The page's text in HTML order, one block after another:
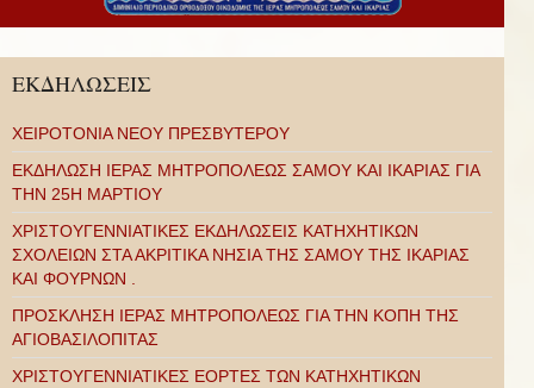
ΕΚΔΗΛΩΣΕΙΣ
ΧΕΙΡΟΤΟΝΙΑ ΝΕΟΥ ΠΡΕΣΒΥΤΕΡΟΥ
ΕΚΔΗΛΩΣΗ ΙΕΡΑΣ ΜΗΤΡΟΠΟΛΕΩΣ ΣΑΜΟΥ ΚΑΙ ΙΚΑΡΙΑΣ ΓΙΑ
ΤΗΝ 25Η ΜΑΡΤΙΟΥ
ΧΡΙΣΤΟΥΓΕΝΝΙΑΤΙΚΕΣ ΕΚΔΗΛΩΣΕΙΣ ΚΑΤΗΧΗΤΙΚΩΝ
ΣΧΟΛΕΙΩΝ ΣΤΑ ΑΚΡΙΤΙΚΑ ΝΗΣΙΑ ΤΗΣ ΣΑΜΟΥ ΤΗΣ ΙΚΑΡΙΑΣ
ΚΑΙ ΦΟΥΡΝΩΝ .
ΠΡΟΣΚΛΗΣΗ ΙΕΡΑΣ ΜΗΤΡΟΠΟΛΕΩΣ ΓΙΑ ΤΗΝ ΚΟΠΗ ΤΗΣ
ΑΓΙΟΒΑΣΙΛΟΠΙΤΑΣ
ΧΡΙΣΤΟΥΓΕΝΝΙΑΤΙΚΕΣ ΕΟΡΤΕΣ ΤΩΝ ΚΑΤΗΧΗΤΙΚΩΝ